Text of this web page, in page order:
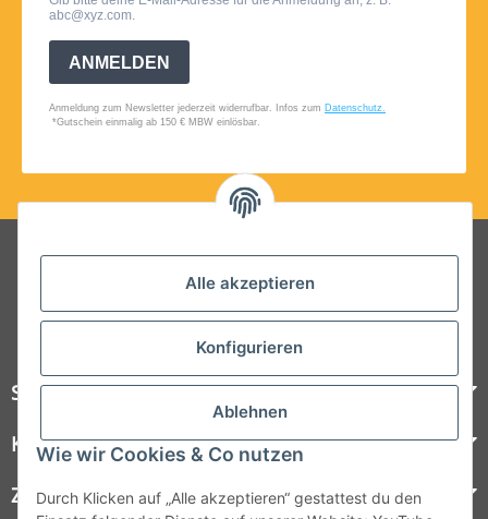
Alle akzeptieren
Konfigurieren
Ablehnen
Wie wir Cookies & Co nutzen
Durch Klicken auf „Alle akzeptieren“ gestattest du den
Folgt uns auf Social Media
Steelboxx
Kundenservice
Zahlungsmöglichkeiten